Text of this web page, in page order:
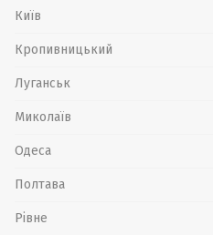
Київ
Кропивницький
Луганськ
Миколаїв
Одеса
Полтава
Рівне